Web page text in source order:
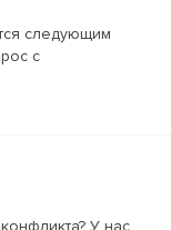
следующим
с
У нас